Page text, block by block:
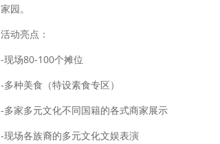
家园。
活动亮点：
-现场80-100个摊位
-多种美食（特设素食专区）
-多家多元文化不同国籍的各式商家展示
-现场各族裔的多元文化文娱表演